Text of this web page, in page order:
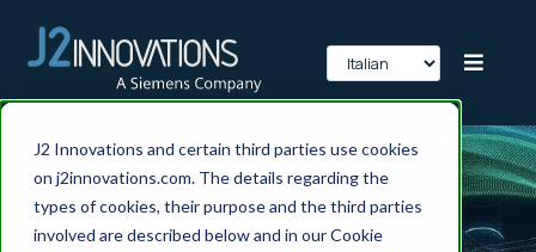
J2 Innovations and certain third parties use cookies
on j2innovations.com. The details regarding the
types of cookies, their purpose and the third parties
involved are described below and in our Cookie